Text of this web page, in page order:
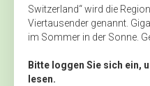
Switzerland“ wird die
Viertausender genannt.
im Sommer in der Sonne.
Bitte loggen Sie sich ein,
lesen.